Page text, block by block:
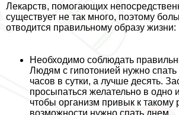
Лекарств, помогающих
существует не так много, поэтому
отводится правильному образу жизни:
Необходимо соблюдать
Людям с гипотонией нужно
часов в сутки, а лучше десять.
просыпаться желательно в одно
чтобы организм привык к такому
возможности нужно спать днем.